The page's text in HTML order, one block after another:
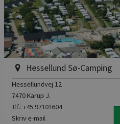
Hessellund Sø-Camping
Hessellundvej 12
7470 Karup J.
Tlf.: +45 97101604
Skriv e-mail